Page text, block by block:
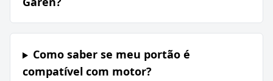
Como saber se meu portão é
compatível com motor?